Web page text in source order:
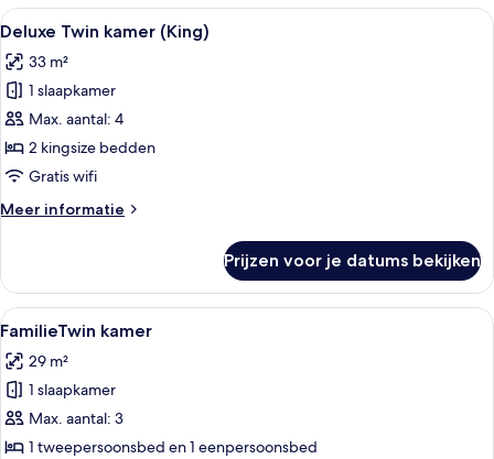
eenpersoonsbed
Alle
foto's
voor
Deluxe
Twin
kamer
(King)
Een hotelkamer met twee bedden,
3
Deluxe Twin kamer (King)
33 m²
1 slaapkamer
Max. aantal: 4
2 kingsize bedden
Gratis wifi
Meer informatie
Meer
Twin
kamer
(King)
Prijzen voor je datums bekijken
Alle
foto's
voor
FamilieTwin
kamer
laden
Geluiddichte muren, gratis wifi,
2
FamilieTwin kamer
29 m²
1 slaapkamer
Max. aantal: 3
1 tweepersoonsbed en 1 eenpersoonsbed